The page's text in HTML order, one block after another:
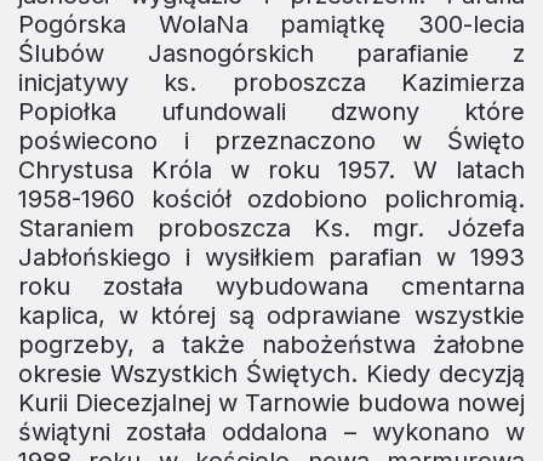
Pogórska WolaNa pamiątkę 300-lecia
Ślubów Jasnogórskich parafianie z
inicjatywy ks. proboszcza Kazimierza
Popiołka ufundowali dzwony które
poświecono i przeznaczono w Święto
Chrystusa Króla w roku 1957. W latach
1958-1960 kościół ozdobiono polichromią.
Staraniem proboszcza Ks. mgr. Józefa
Jabłońskiego i wysiłkiem parafian w 1993
roku została wybudowana cmentarna
kaplica, w której są odprawiane wszystkie
pogrzeby, a także nabożeństwa żałobne
okresie Wszystkich Świętych. Kiedy decyzją
Kurii Diecezjalnej w Tarnowie budowa nowej
świątyni została oddalona – wykonano w